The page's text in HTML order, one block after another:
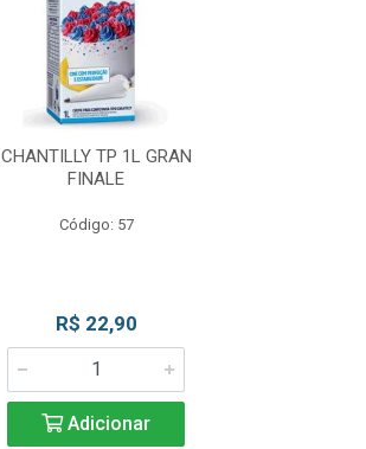
CHANTILLY TP 1L GRAN
FINALE
Código: 57
R$ 22,90
Adicionar